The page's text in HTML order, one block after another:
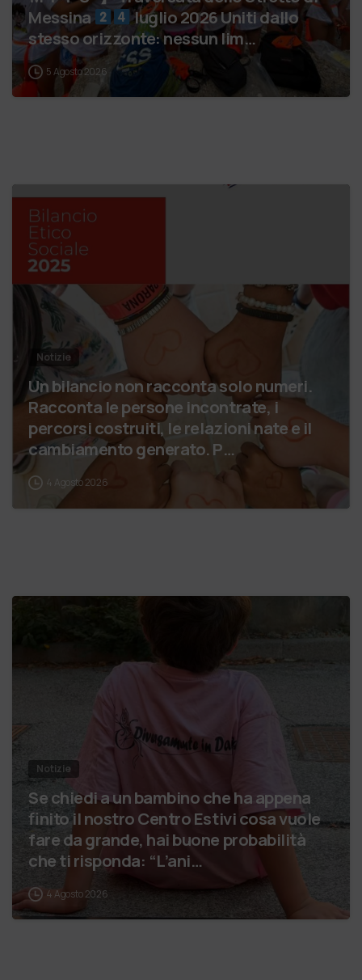
Messina
luglio 2026 Uniti dallo
stesso orizzonte: nessun lim…
5 Agosto 2026
Notizie
Un bilancio non racconta solo numeri.
Racconta le persone incontrate, i
percorsi costruiti, le relazioni nate e il
cambiamento generato. P…
4 Agosto 2026
Notizie
Se chiedi a un bambino che ha appena
finito il nostro Centro Estivi cosa vuole
fare da grande, hai buone probabilità
che ti risponda: “L’ani…
4 Agosto 2026